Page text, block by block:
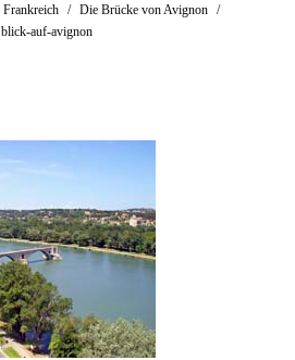
Frankreich / Die Brücke von Avignon /
blick-auf-avignon